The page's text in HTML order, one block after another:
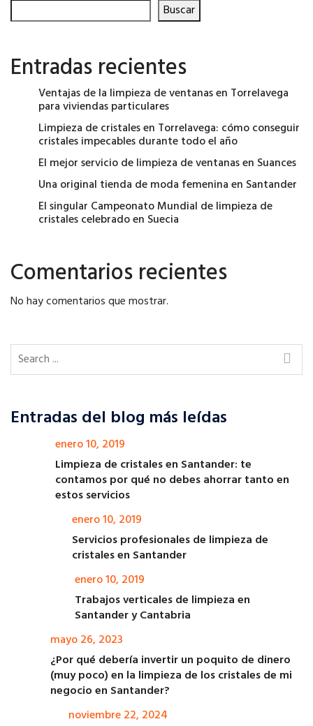
Buscar
Entradas recientes
Ventajas de la limpieza de ventanas en Torrelavega
para viviendas particulares
Limpieza de cristales en Torrelavega: cómo conseguir
cristales impecables durante todo el año
El mejor servicio de limpieza de ventanas en Suances
Una original tienda de moda femenina en Santander
El singular Campeonato Mundial de limpieza de
cristales celebrado en Suecia
Comentarios recientes
No hay comentarios que mostrar.
Entradas del blog más leídas
enero 10, 2019
Limpieza de cristales en Santander: te
contamos por qué no debes ahorrar tanto en
estos servicios
enero 10, 2019
Servicios profesionales de limpieza de
cristales en Santander
enero 10, 2019
Trabajos verticales de limpieza en
Santander y Cantabria
mayo 26, 2023
¿Por qué debería invertir un poquito de dinero
(muy poco) en la limpieza de los cristales de mi
negocio en Santander?
noviembre 22, 2024